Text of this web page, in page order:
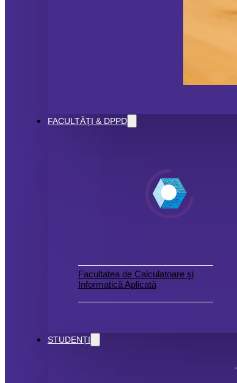
FACULTĂȚI & DPPD
Facultatea de Calculatoare şi
Informatică Aplicată
STUDENȚI